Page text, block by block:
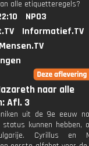
alle etiquetteregels?
NPO3
Informatief.TV
Mensen.TV
naar alle
Afl. 3
uit de 9e eeuw
kunnen hebben,
Cyrillus en